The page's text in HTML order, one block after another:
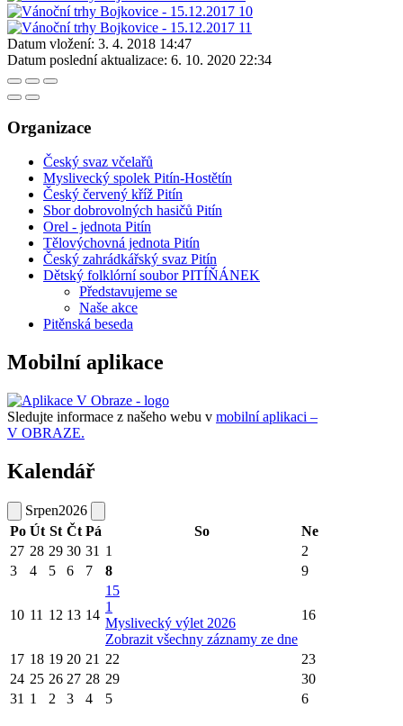
Datum vložení: 3. 4. 2018 14:47
Datum poslední aktualizace: 6. 10. 2020 22:34
Organizace
Český svaz včelařů
Myslivecký spolek Pitín-Hostětín
Český červený kříž Pitín
Sbor dobrovolných hasičů Pitín
Orel - jednota Pitín
Tělovýchovná jednota Pitín
Český zahrádkářský svaz Pitín
Dětský folklórní soubor PITÍŇÁNEK
Představujeme se
Naše akce
Pitěnská beseda
Mobilní aplikace
Sledujte informace z našeho webu v mobilní aplikaci –
V OBRAZE.
Kalendář
Srpen2026
Po Út St Čt Pá So
Ne
27 28 29 30 31 1
2
3
4 5 6 7 8 9
10 11 12 13 14
15
1
Myslivecký výlet 2026
Zobrazit všechny záznamy ze dne
16
17 18 19 20 21 22
23
24 25 26 27 28 29
30
31 1 2 3 4 5 6